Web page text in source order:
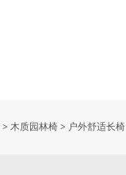
> 木质园林椅> 户外舒适长椅